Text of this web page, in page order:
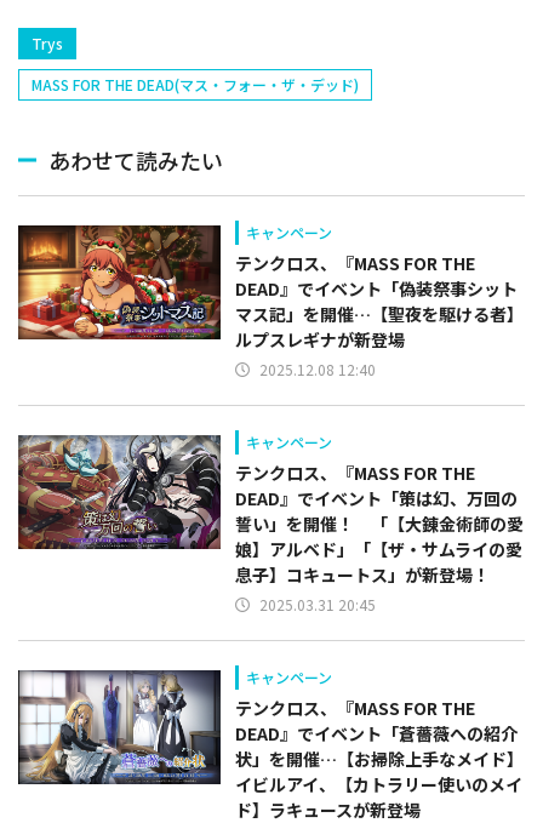
Trys
MASS FOR THE DEAD(マス・フォー・ザ・デッド)
あわせて読みたい
キャンペーン
テンクロス、『MASS FOR THE
DEAD』でイベント「偽装祭事シット
マス記」を開催…【聖夜を駆ける者】
ルプスレギナが新登場
2025.12.08 12:40
キャンペーン
テンクロス、『MASS FOR THE
DEAD』でイベント「策は幻、万回の
誓い」を開催！ 「【大錬金術師の愛
娘】アルベド」「【ザ・サムライの愛
息子】コキュートス」が新登場！
2025.03.31 20:45
キャンペーン
テンクロス、『MASS FOR THE
DEAD』でイベント「蒼薔薇への紹介
状」を開催…【お掃除上手なメイド】
イビルアイ、【カトラリー使いのメイ
ド】ラキュースが新登場